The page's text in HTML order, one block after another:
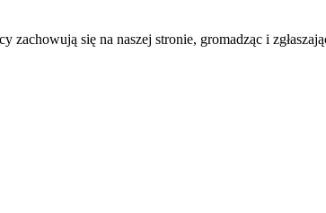
się na naszej stronie, gromadząc i